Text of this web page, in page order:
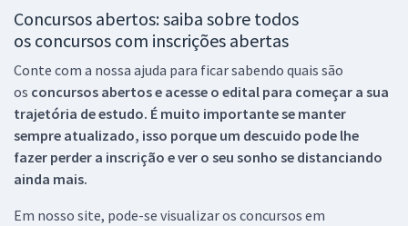
Concursos abertos: saiba sobre todos
os concursos com inscrições abertas
Conte com a nossa ajuda para ficar sabendo quais são
os concursos abertos e acesse o edital para começar a sua
trajetória de estudo. É muito importante se manter
sempre atualizado, isso porque um descuido pode lhe
fazer perder a inscrição e ver o seu sonho se distanciando
ainda mais.
Em nosso site, pode-se visualizar os concursos em